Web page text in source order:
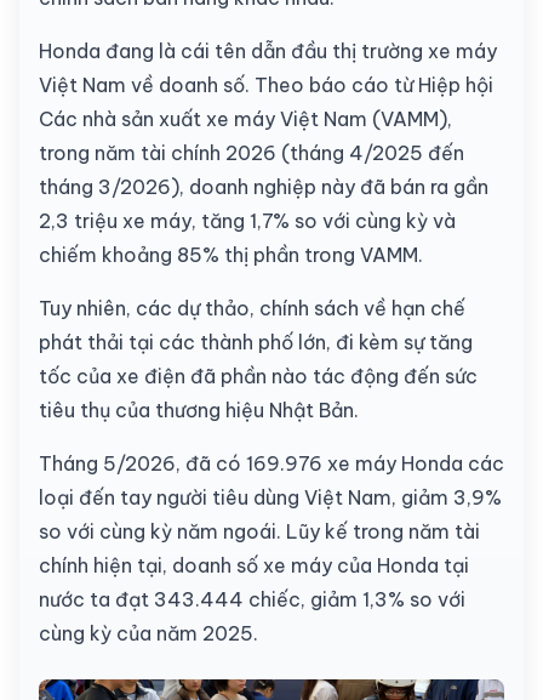
Honda đang là cái tên dẫn đầu thị trường xe máy
Việt Nam về doanh số. Theo báo cáo từ Hiệp hội
Các nhà sản xuất xe máy Việt Nam (VAMM),
trong năm tài chính 2026 (tháng 4/2025 đến
tháng 3/2026), doanh nghiệp này đã bán ra gần
2,3 triệu xe máy, tăng 1,7% so với cùng kỳ và
chiếm khoảng 85% thị phần trong VAMM.
Tuy nhiên, các dự thảo, chính sách về hạn chế
phát thải tại các thành phố lớn, đi kèm sự tăng
tốc của xe điện đã phần nào tác động đến sức
tiêu thụ của thương hiệu Nhật Bản.
Tháng 5/2026, đã có 169.976 xe máy Honda các
loại đến tay người tiêu dùng Việt Nam, giảm 3,9%
so với cùng kỳ năm ngoái. Lũy kế trong năm tài
chính hiện tại, doanh số xe máy của Honda tại
nước ta đạt 343.444 chiếc, giảm 1,3% so với
cùng kỳ của năm 2025.